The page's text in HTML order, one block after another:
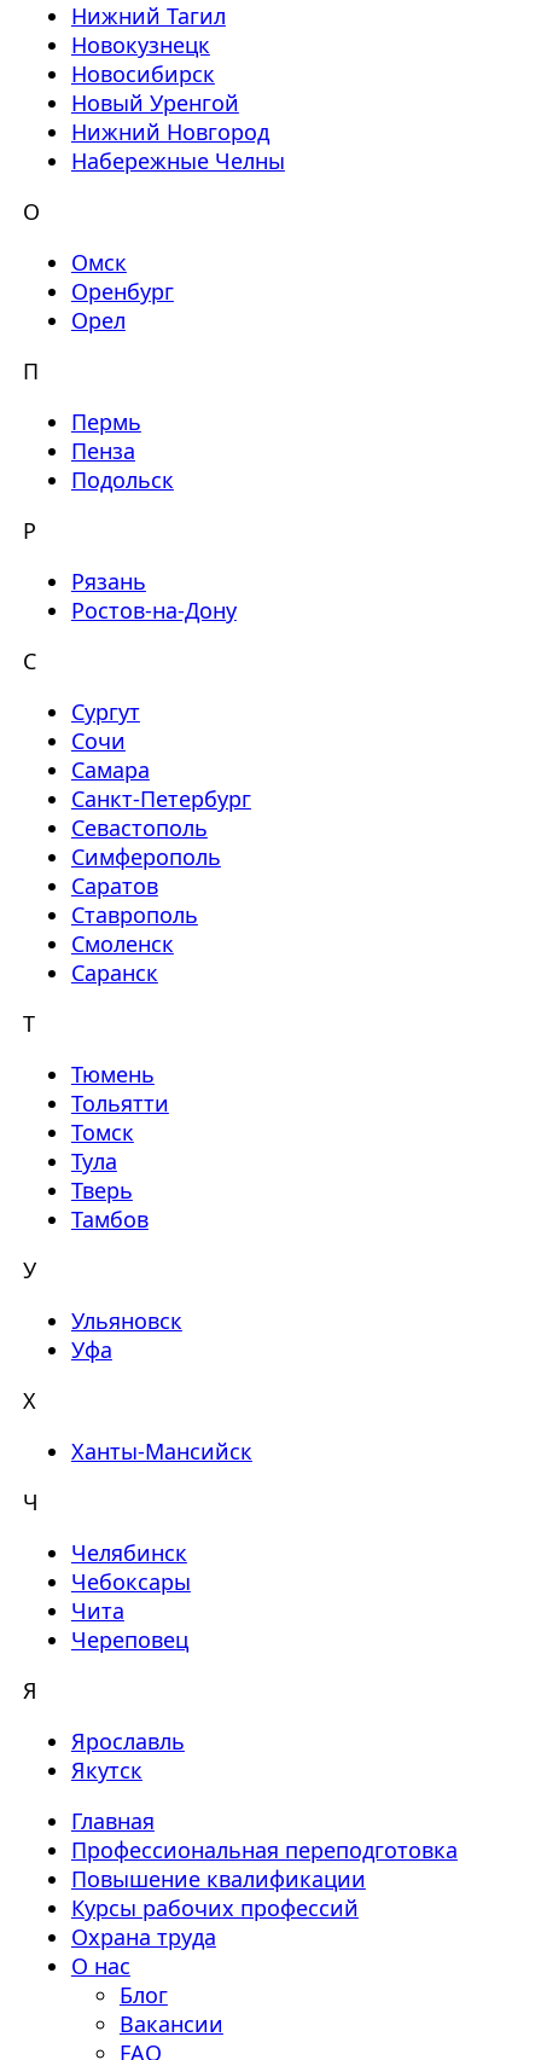
Нижний Тагил
Новокузнецк
Новосибирск
Новый Уренгой
Нижний Новгород
Набережные Челны
О
Омск
Оренбург
Орел
П
Пермь
Пенза
Подольск
Р
Рязань
Ростов-на-Дону
С
Сургут
Сочи
Самара
Санкт-Петербург
Севастополь
Симферополь
Саратов
Ставрополь
Смоленск
Саранск
Т
Тюмень
Тольятти
Томск
Тула
Тверь
Тамбов
У
Ульяновск
Уфа
Х
Ханты-Мансийск
Ч
Челябинск
Чебоксары
Чита
Череповец
Я
Ярославль
Якутск
Главная
Профессиональная переподготовка
Повышение квалификации
Курсы рабочих профессий
Охрана труда
О нас
Блог
Вакансии
FAQ